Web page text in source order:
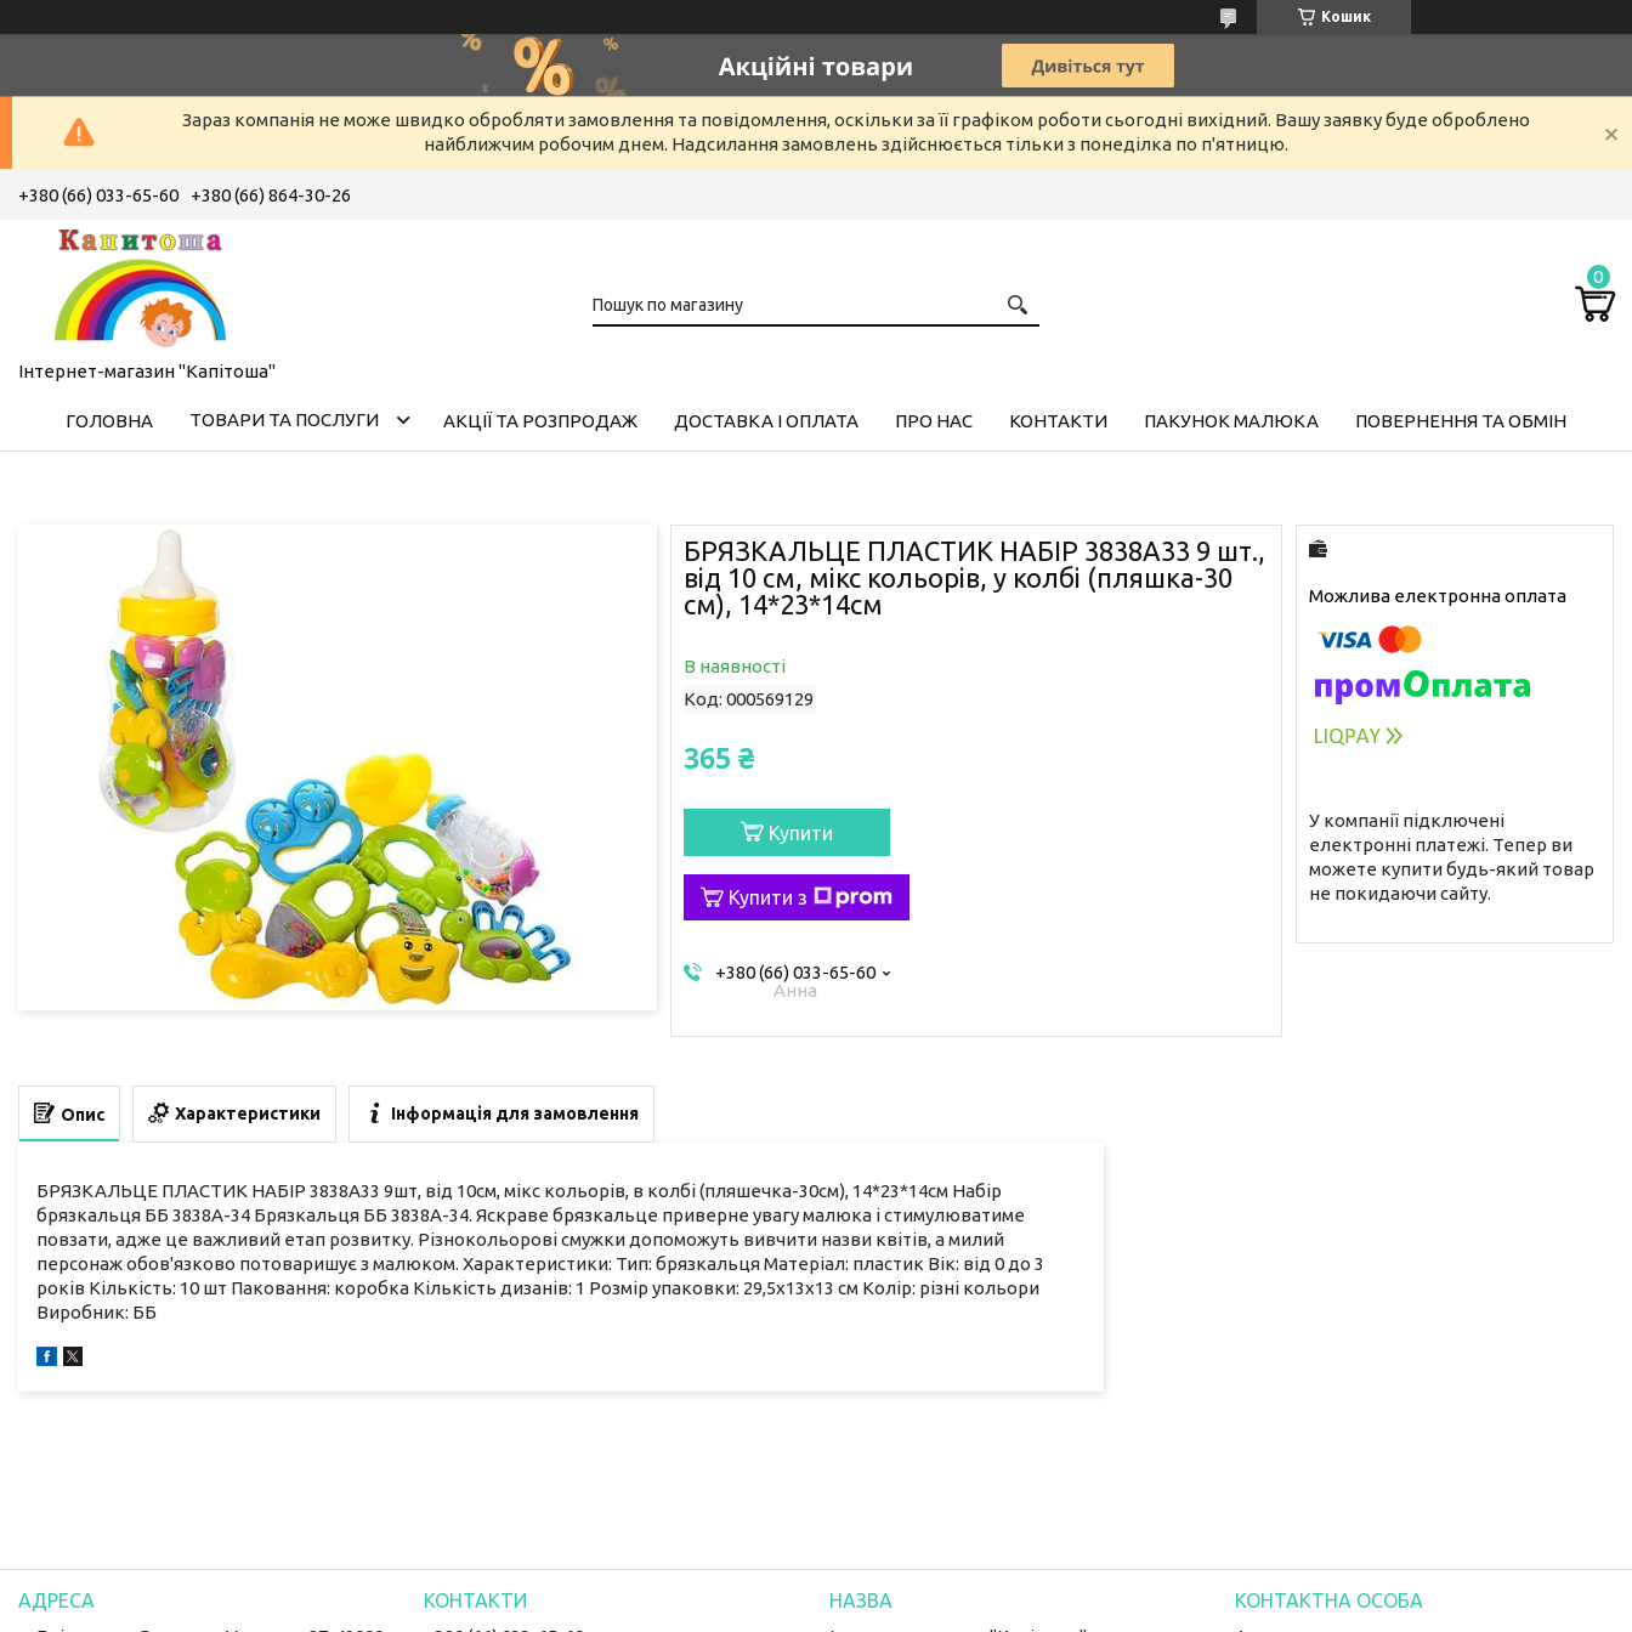
Кошик
Зараз компанія не може швидко обробляти замовлення та повідомлення, оскільки за її графіком роботи сьогодні вихідний. Вашу заявку буде оброблено
найближчим робочим днем. Надсилання замовлень здійснюється тільки з понеділка по п'ятницю.
+380 (66) 033-65-60 +380 (66) 864-30-26
Інтернет-магазин "Капітоша"
ГОЛОВНА ТОВАРИ ТА ПОСЛУГИ АКЦІЇ ТА РОЗПРОДАЖ ДОСТАВКА І ОПЛАТА ПРО НАС КОНТАКТИ ПАКУНОК МАЛЮКА ПОВЕРНЕННЯ ТА ОБМІН
БРЯЗКАЛЬЦЕ ПЛАСТИК НАБІР 3838A33 9 шт.,
від 10 см, мікс кольорів, у колбі (пляшка-30
см), 14*23*14см
В наявності
Код: 000569129
365 ₴
Купити
Купити з
+380 (66) 033-65-60
Анна
У компанії підключені
електронні платежі. Тепер ви
можете купити будь-який товар
не покидаючи сайту.
Опис Характеристики Інформація для замовлення
БРЯЗКАЛЬЦЕ ПЛАСТИК НАБІР 3838A33 9шт, від 10см, мікс кольорів, в колбі (пляшечка-30см), 14*23*14см Набір
брязкальця ББ 3838A-34 Брязкальця ББ 3838A-34. Яскраве брязкальце приверне увагу малюка і стимулюватиме
повзати, адже це важливий етап розвитку. Різнокольорові смужки допоможуть вивчити назви квітів, а милий
персонаж обов'язково потоваришує з малюком. Характеристики: Тип: брязкальця Матеріал: пластик Вік: від 0 до 3
років Кількість: 10 шт Паковання: коробка Кількість дизанів: 1 Розмір упаковки: 29,5х13х13 см Колір: різні кольори
Виробник: ББ